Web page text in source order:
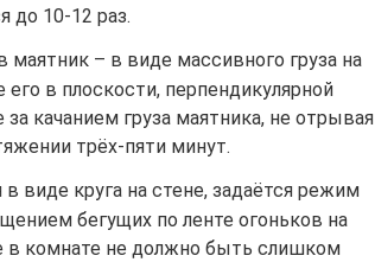
до 10-12 раз.
маятник – в виде массивного груза на
в плоскости, перпендикулярной
качанием груза маятника, не отрывая
трёх-пяти минут.
виде круга на стене, задаётся режим
бегущих по ленте огоньков на
в комнате не должно быть слишком